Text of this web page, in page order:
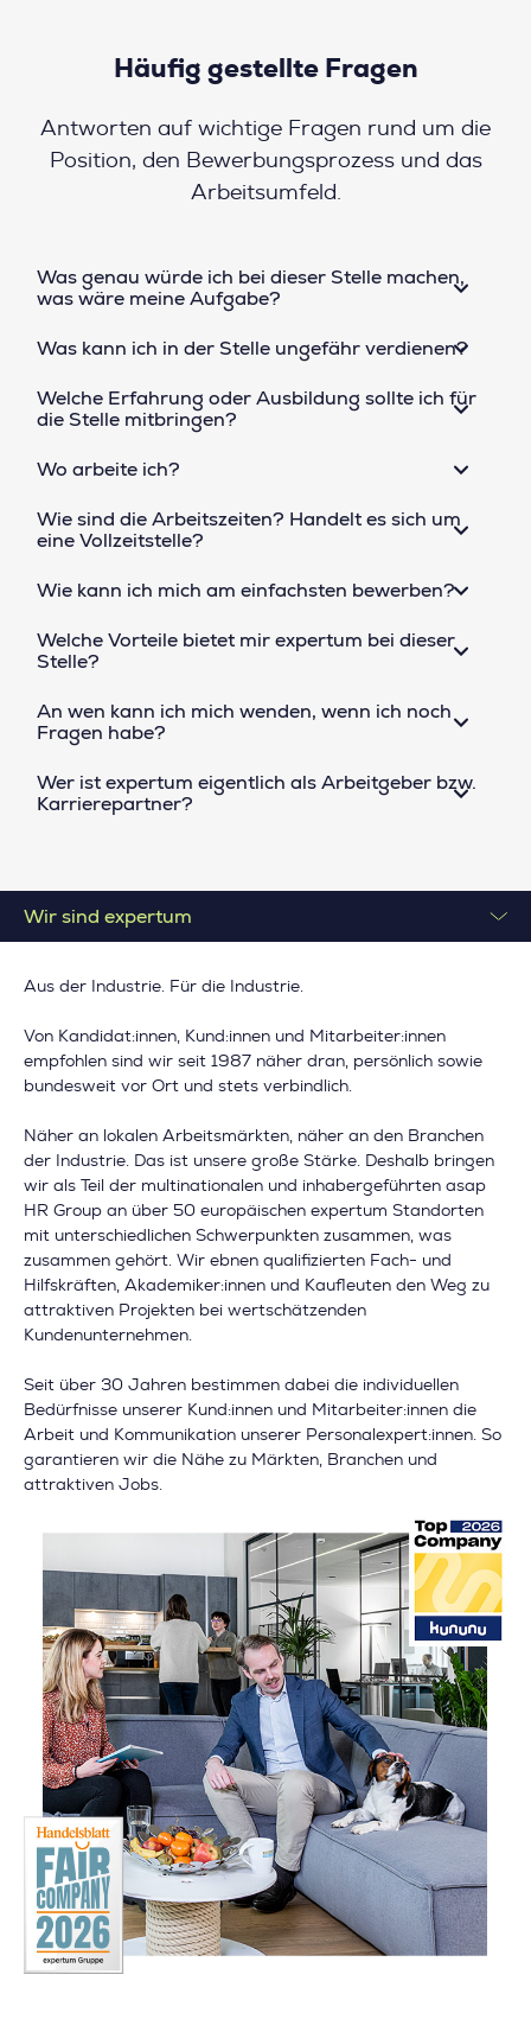
Häufig gestellte Fragen
Antworten auf wichtige Fragen rund um die
Position, den Bewerbungsprozess und das
Arbeitsumfeld.
Was genau würde ich bei dieser Stelle machen,
was wäre meine Aufgabe?
Was kann ich in der Stelle ungefähr verdienen?
Welche Erfahrung oder Ausbildung sollte ich für
die Stelle mitbringen?
Wo arbeite ich?
Wie sind die Arbeitszeiten? Handelt es sich um
eine Vollzeitstelle?
Wie kann ich mich am einfachsten bewerben?
Welche Vorteile bietet mir expertum bei dieser
Stelle?
An wen kann ich mich wenden, wenn ich noch
Fragen habe?
Wer ist expertum eigentlich als Arbeitgeber bzw.
Karrierepartner?
Wir sind expertum
Aus der Industrie. Für die Industrie.
Von Kandidat:innen, Kund:innen und Mitarbeiter:innen
empfohlen sind wir seit 1987 näher dran, persönlich sowie
bundesweit vor Ort und stets verbindlich.
Näher an lokalen Arbeitsmärkten, näher an den Branchen
der Industrie. Das ist unsere große Stärke. Deshalb bringen
wir als Teil der multinationalen und inhabergeführten asap
HR Group an über 50 europäischen expertum Standorten
mit unterschiedlichen Schwerpunkten zusammen, was
zusammen gehört. Wir ebnen qualifizierten Fach- und
Hilfskräften, Akademiker:innen und Kaufleuten den Weg zu
attraktiven Projekten bei wertschätzenden
Kundenunternehmen.
Seit über 30 Jahren bestimmen dabei die individuellen
Bedürfnisse unserer Kund:innen und Mitarbeiter:innen die
Arbeit und Kommunikation unserer Personalexpert:innen. So
garantieren wir die Nähe zu Märkten, Branchen und
attraktiven Jobs.